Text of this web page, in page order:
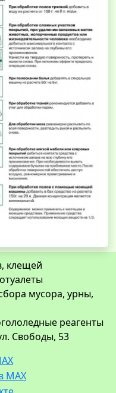
клещей
мусора, урны,
реагенты
Свободы, 53
MAX